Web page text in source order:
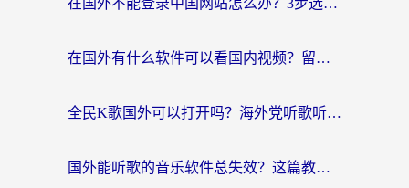
在国外不能登录中国网站怎么办？3步选对回国加速器，无缝刷剧、办业务
在国外有什么软件可以看国内视频？留学生亲测的追剧救星来了
全民K歌国外可以打开吗？海外党听歌听书无限制的实用指南
国外能听歌的音乐软件总失效？这篇教你怎么在海外流畅听网易云